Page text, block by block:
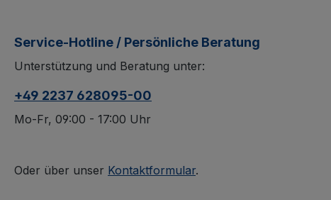
Service-Hotline / Persönliche Beratung
Unterstützung und Beratung unter:
+49 2237 628095-00
Mo-Fr, 09:00 - 17:00 Uhr
Oder über unser Kontaktformular.